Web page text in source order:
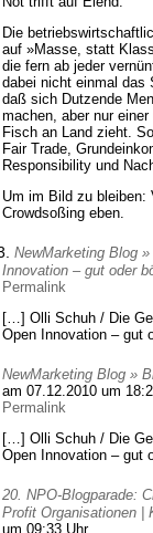
Die
auf »Masse, statt
die fern ab jeder
dabei nicht einmal das
daß sich Dutzende
machen, aber nur
Fisch an Land zieht.
Fair Trade,
Responsibility und
Um im Bild zu bleiben:
Crowdsoßing eben.
NewMarketing Blog
Innovation – gut oder
Permalink
[…] Olli Schuh / Die
Open Innovation – gut
NewMarketing Blog »
am 07.12.2010 um
Permalink
[…] Olli Schuh / Die
Open Innovation – gut
20. NPO-Blogparade:
Profit Organisationen |
um 09:33 Uhr